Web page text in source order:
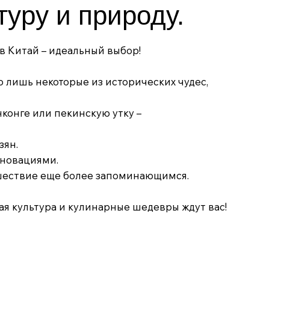
и природу.
Китай – идеальный выбор!
некоторые из исторических чудес,
или пекинскую утку –
еще более запоминающимся.
культура и кулинарные шедевры ждут вас!